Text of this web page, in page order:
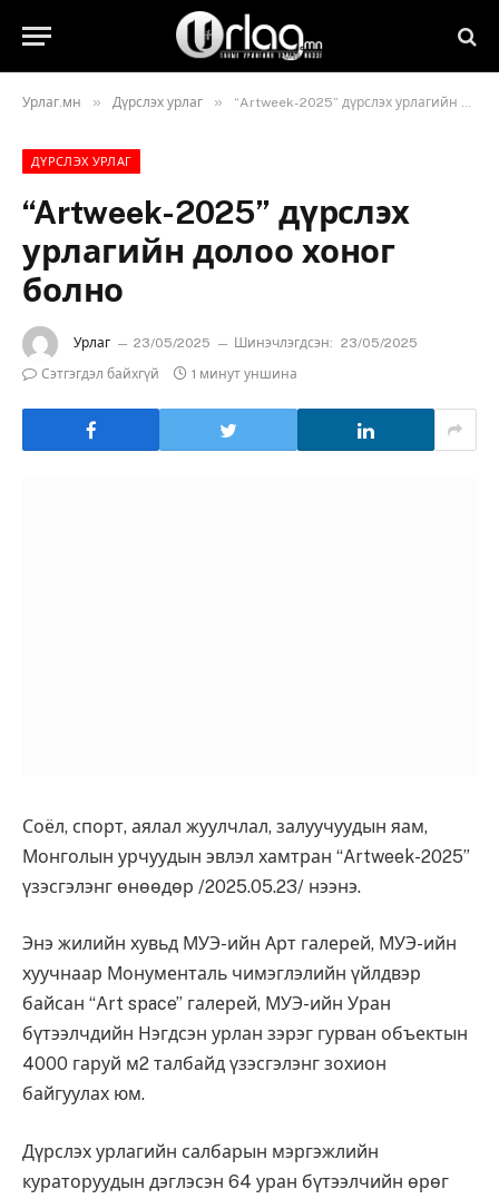
Урлаг.мн » Дүрслэх урлаг » “Artweek-2025” дүрслэх урлагийн долоо хоног болно
ДҮРСЛЭХ УРЛАГ
“Artweek-2025” дүрслэх
урлагийн долоо хоног
болно
Урлаг 23/05/2025 Шинэчлэгдсэн: 23/05/2025
Сэтгэгдэл байхгүй
1 минут уншина
Соёл, спорт, аялал жуулчлал, залуучуудын яам,
Монголын урчуудын эвлэл хамтран “Artweek-2025”
үзэсгэлэнг өнөөдөр /2025.05.23/ нээнэ.
Энэ жилийн хувьд МУЭ-ийн Арт галерей, МУЭ-ийн
хуучнаар Монументаль чимэглэлийн үйлдвэр
байсан “Art space” галерей, МУЭ-ийн Уран
бүтээлчдийн Нэгдсэн урлан зэрэг гурван объектын
4000 гаруй м2 талбайд үзэсгэлэнг зохион
байгуулах юм.
Дүрслэх урлагийн салбарын мэргэжлийн
кураторуудын дэглэсэн 64 уран бүтээлчийн өрөг